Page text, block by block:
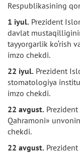
Respublikasining
1 iyul. Prezident
davlat
tayyorgarlik ko‘rish
imzo chekdi.
22 iyul. Prezident
stomatologiya
imzo chekdi.
22 avgust.
Qahramoni»
chekdi.
22 avgust.